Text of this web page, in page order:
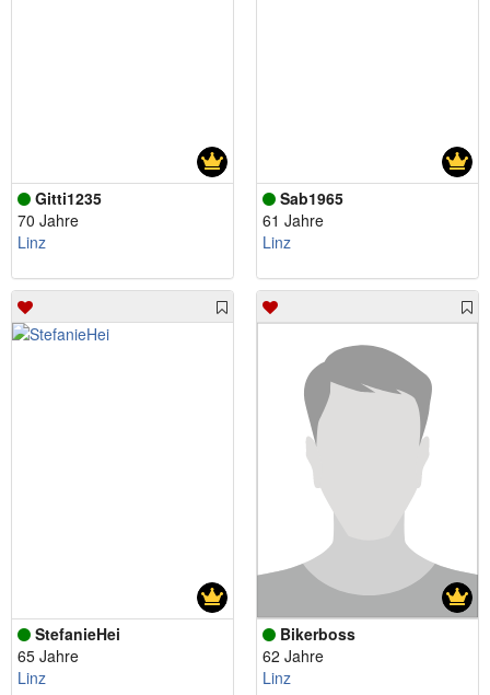
Gitti1235
70 Jahre
Linz
Sab1965
61 Jahre
Linz
StefanieHei
65 Jahre
Linz
Bikerboss
62 Jahre
Linz